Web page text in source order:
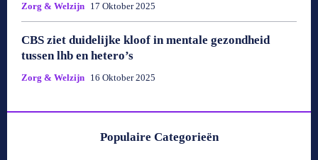
Zorg & Welzijn 17 Oktober 2025
CBS ziet duidelijke kloof in mentale gezondheid
tussen lhb en hetero’s
Zorg & Welzijn 16 Oktober 2025
Populaire Categorieën